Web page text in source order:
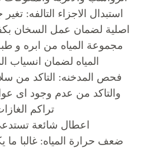
استبدال الاجزاء التالفه:
اصلية لضمان عمل السخان
مجموعة المياه من ابره و
المياه لضمان انسياب
فحص المدخنه: التاكد من
والتاكد من عدم وجود اى
تراكم
اعطال شائعة
ضعف حرارة المياه: غالبا